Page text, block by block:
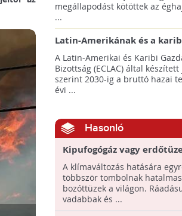
megállapodást kötöttek az
...
Latin-Amerikának és a
térségnek növelniük kell
az éghajlatvédelmi célok
A Latin-Amerikai és Karibi
Bizottság (ECLAC) által
szerint 2030-ig a bruttó hazai
évi ...
Hasonló
Kipufogógáz vagy
Vajon melyik a károsabb?
A klímaváltozás hatására
többször tombolnak
bozóttüzek a világon.
vadabbak és ...